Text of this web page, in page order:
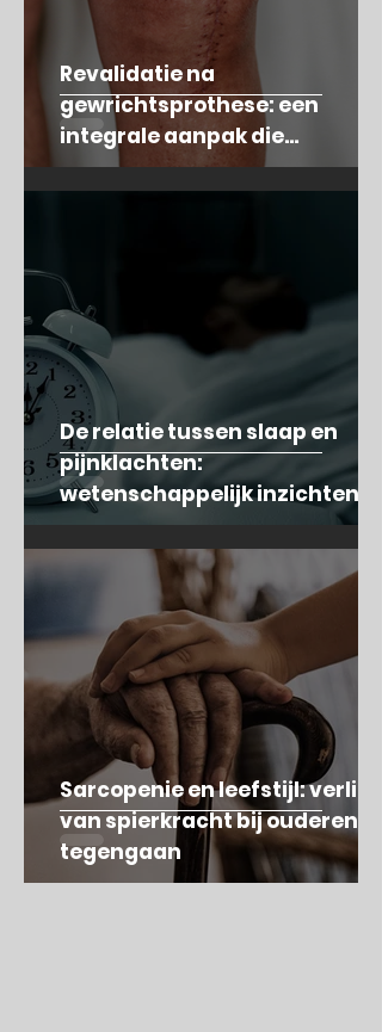
Revalidatie na
gewrichtsprothese: een
integrale aanpak die
oefentherapie en leefstijl
combineert
De relatie tussen slaap en
pijnklachten:
wetenschappelijk inzichten en
aanbevelingen
Sarcopenie en leefstijl: verlies
van spierkracht bij ouderen
tegengaan